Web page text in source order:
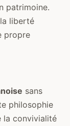
patrimoine.
liberté
propre
sans
philosophie
la convivialité